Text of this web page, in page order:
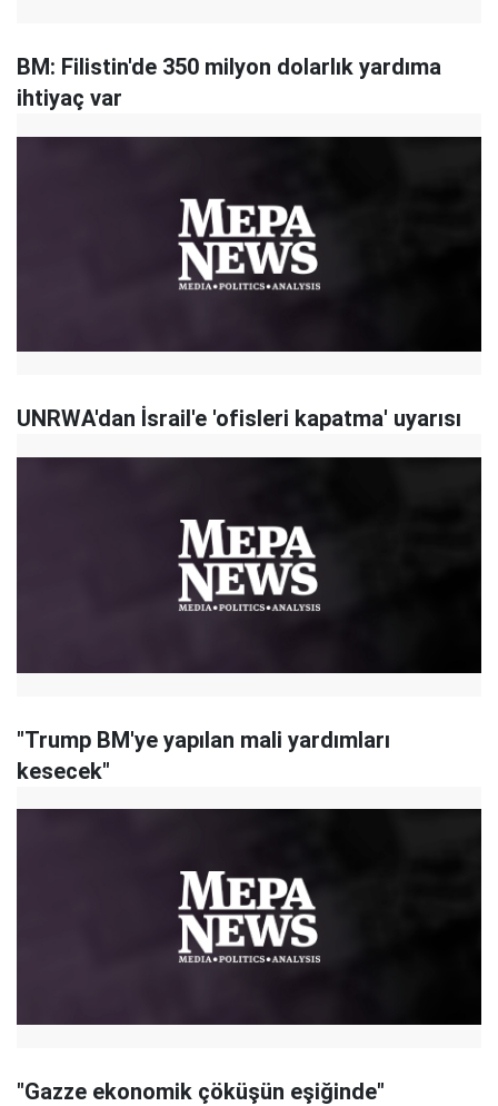
BM: Filistin'de 350 milyon dolarlık yardıma
ihtiyaç var
UNRWA'dan İsrail'e 'ofisleri kapatma' uyarısı
"Trump BM'ye yapılan mali yardımları
kesecek"
"Gazze ekonomik çöküşün eşiğinde"